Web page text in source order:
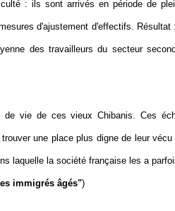
: ils sont arrivés en période de
d'ajustement d'effectifs. Résultat
des travailleurs du secteur
de vie de ces vieux Chibanis. Ces
une place plus digne de leur
laquelle la société française les a
immigrés âgés")